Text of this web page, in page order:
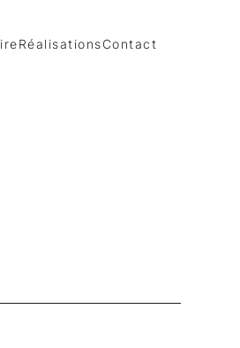
RéalisationsContact